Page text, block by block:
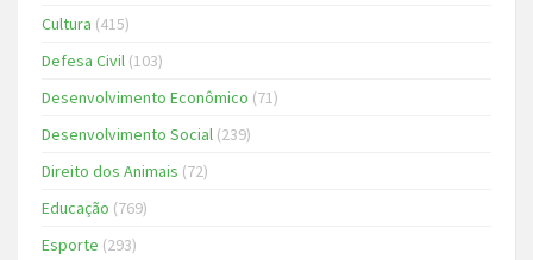
Cultura (415)
Defesa Civil (103)
Desenvolvimento Econômico (71)
Desenvolvimento Social (239)
Direito dos Animais (72)
Educação (769)
Esporte (293)